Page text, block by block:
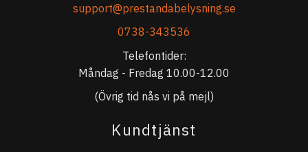
support@prestandabelysning.se
0738-343536
Telefontider:
Måndag - Fredag 10.00-12.00
(Övrig tid nås vi på mejl)
Kundtjänst